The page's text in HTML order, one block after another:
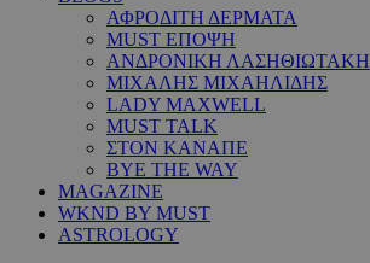
ΑΦΡΟΔΙΤΗ ΔΕΡΜΑΤΑ
MUST ΕΠΟΨΗ
ΑΝΔΡΟΝΙΚΗ ΛΑΣΗΘΙΩΤΑΚΗ
ΜΙΧΑΛΗΣ ΜΙΧΑΗΛΙΔΗΣ
LADY MAXWELL
MUST TALK
ΣΤΟΝ ΚΑΝΑΠΕ
BYE THE WAY
MAGAZINE
WKND BY MUST
ASTROLOGY